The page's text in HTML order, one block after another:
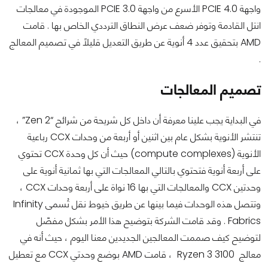
واجهة PCIE 4.0 الأسرع من واجهة PCIE 3.0 الموجودة في معالجات
انتل القادمة وتوفر ضعف عرض النطاق الترددي الخاص بها . قامت
AMD بتحقيق عدد 4 أنوية عن طريق التعديل قليلاً في تصميم المعالج
.
تصميم المعالجات
في البداية يجب علينا معرفة أن داخل كل شريحة من شرائح “Zen 2” ،
تنتشر الأنوية بشكل عام بين اثنين أو أربعة من وحدات CCX رباعية
الأنوية (compute complexes) حيث أن كل وحدة CCX تحتوي
على أربعة أنوية فتحتوي بالتالي المعالجات التي بها ثمانية أنوية على
وحدتين CCX والمعالجات التي بها 16 نواة على أربعة وحدات CCX ،
وتتصل هذه الوحدات فيما بينها عن طريق خيوط نقل تُسمى Infinity
Fabrics . وقد قامت الشركة بتوضيح هذا الأمر بشكل مفصّل
لتوضيح كيف صممت المعالجين الجديدين معنا اليوم ، حيث أنه في
معالج Ryzen 3 3100 ، قامت AMD بوضع وحدتي CCX مع تعطيل